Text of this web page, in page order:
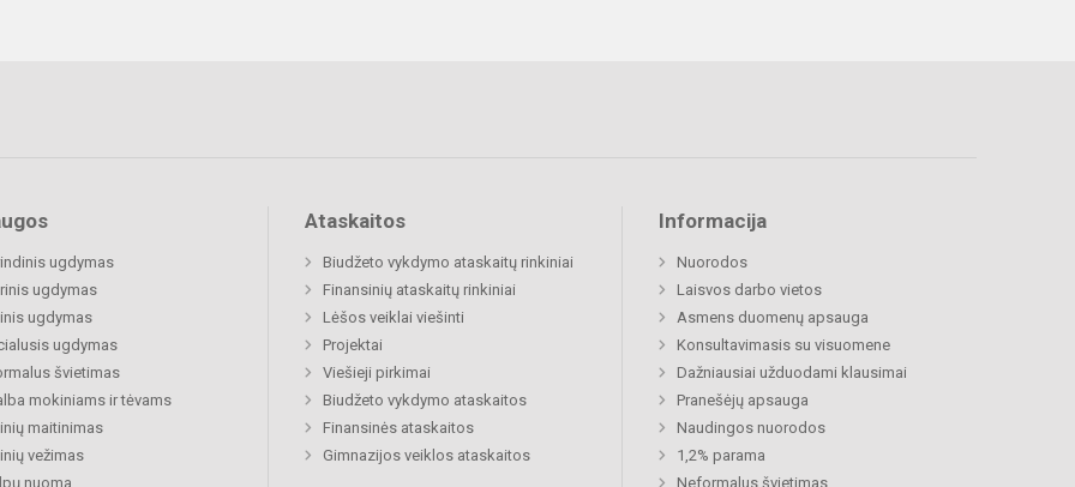
ugdymas
ugdymas
ugdymas
ugdymas
švietimas
mokiniams ir tėvams
maitinimas
vežimas
nuoma
Ataskaitos
Biudžeto vykdymo ataskaitų rinkiniai
Finansinių ataskaitų rinkiniai
Lėšos veiklai viešinti
Projektai
Viešieji pirkimai
Biudžeto vykdymo ataskaitos
Finansinės ataskaitos
Gimnazijos veiklos ataskaitos
Informacija
Nuorodos
Laisvos darbo vietos
Asmens duomenų apsauga
Konsultavimasis su visuomene
Dažniausiai užduodami klausimai
Pranešėjų apsauga
Naudingos nuorodos
1,2% parama
Neformalus švietimas